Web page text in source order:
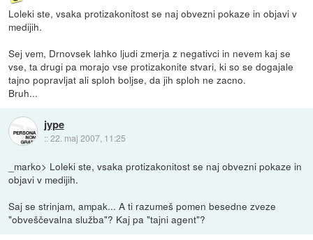
Loleki ste, vsaka protizakonitost se naj obvezni pokaze in objavi v
medijih.
Sej vem, Drnovsek lahko ljudi zmerja z negativci in nevem kaj se
vse, ta drugi pa morajo vse protizakonite stvari, ki so se dogajale
tajno popravljat ali sploh boljse, da jih sploh ne zacno.
Bruh...
jype
::22. maj 2007, 11:25
_marko> Loleki ste, vsaka protizakonitost se naj obvezni pokaze in
objavi v medijih.
Saj se strinjam, ampak... A ti razumeš pomen besedne zveze
"obveščevalna služba"? Kaj pa "tajni agent"?